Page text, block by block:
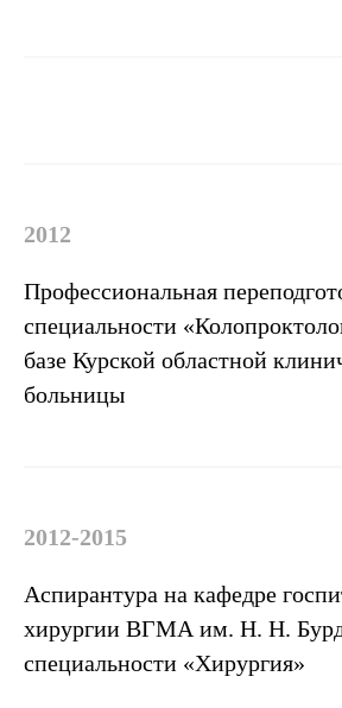
2012
Профессиональная
специальности
базе Курской областной
больницы
2012-2015
Аспирантура на кафедре
хирургии ВГМА им. Н. Н.
специальности «Хирургия»